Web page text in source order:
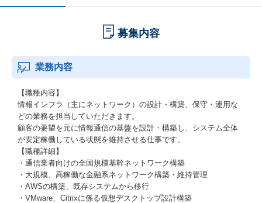
募集内容
業務内容
【職種内容】
情報インフラ（主にネットワーク）の設計・構築、保守・運用な
どの業務を担当していただきます。
顧客の要望を元に情報通信の基盤を設計・構築し、システム全体
が安定稼働している状態を維持させる仕事です。
【職種詳細】
・通信業者向けの全国規模基幹ネットワーク構築
・大規模、高稼働な金融系ネットワーク構築・維持管理
・AWSの構築、既存システムから移行
・VMware、Citrixに係る仮想デスクトップ設計構築